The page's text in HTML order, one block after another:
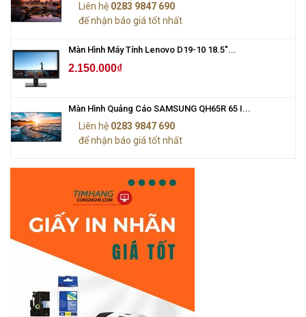
Liên hệ 0283 9847 690
để nhận báo giá tốt nhất
Màn Hình Máy Tính Lenovo D19-10 18.5"...
2.150.000₫
Màn Hình Quảng Cáo SAMSUNG QH65R 65 I...
Liên hệ 0283 9847 690
để nhận báo giá tốt nhất